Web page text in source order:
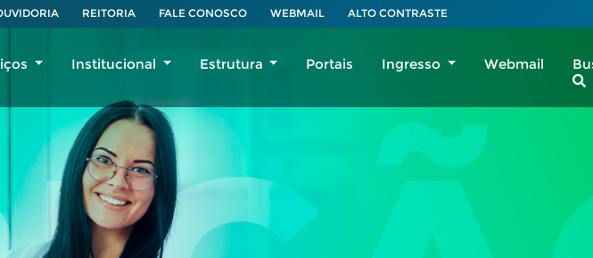
Institucional Estrutura Portais Ingresso Webmail
REITORIA FALE CONOSCO WEBMAIL ALTO CONTRASTE